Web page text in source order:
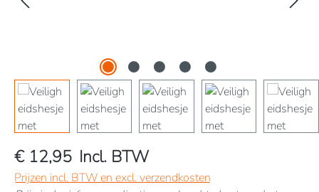
€ 12,95 Incl. BTW
Prijzen incl. BTW en excl. verzendkosten